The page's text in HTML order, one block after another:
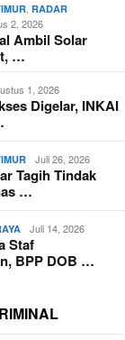
,RADAR
2, 2026
Ambil Solar
…
1, 2026
Digelar, INKAI
Juli 26, 2026
Tagih Tindak
…
Juli 14, 2026
Staf
BPP DOB …